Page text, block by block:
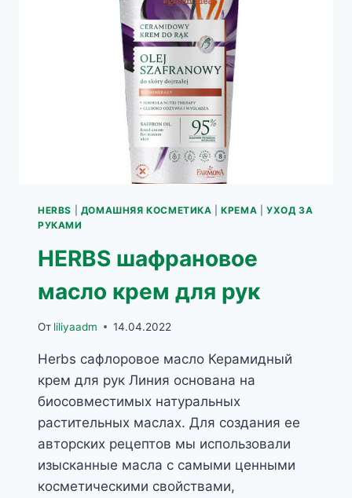
ДЛЯ
РУК
HERBS ДОМАШНЯЯ КОСМЕТИКА |КРЕМА |УХОД ЗА
РУКАМИ
HERBS шафрановое
масло крем для рук
От liliyaadm 14.04.2022
Herbs сафлоровое масло Керамидный
крем для рук Линия основана на
биосовместимых натуральных
растительных маслах. Для создания ее
авторских рецептов мы использовали
изысканные масла с самыми ценными
косметическими свойствами,